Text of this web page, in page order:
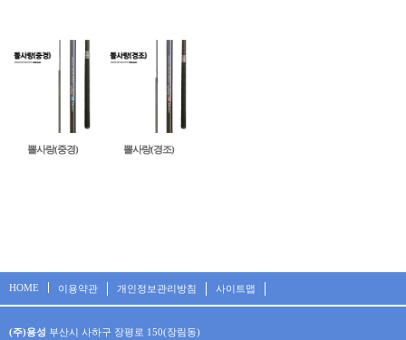
뽈사랑(중경) 뽈사랑(경조)
HOME 이용약관 개인정보관리방침 사이트맵
(주)용성 부산시 사하구 장평로 150(장림동)